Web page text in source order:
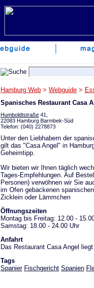
Hamburg Web > Webguide >
Spanisches Restaurant Casa
Humboldtstraße 41,
22083 Hamburg Barmbek-Süd
Telefon: (040) 2278873
Unter den Liebhabern der
gilt das "Casa Angel" in
Geheimtipp.
Wir bieten wir Ihnen täglich
Tages-Empfehlungen. Auf
Personen) verwöhnen wir Sie
im Ofen gebackenen
Zicklein oder Lämmchen
Öffnungszeiten
Montag bis Freitag: 12.00 -
Samstag: 18.00 - 24.00 Uhr
Anfahrt
Das Restaurant Casa Angel
Tags
Spanier Fischgericht Spanien